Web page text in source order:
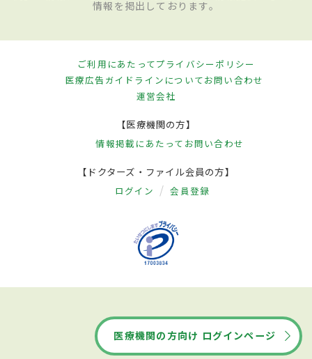
情報を掲出しております。
ご利用にあたってプライバシーポリシー
医療広告ガイドラインについてお問い合わせ
運営会社
【医療機関の方】
情報掲載にあたって お問い合わせ
【ドクターズ・ファイル会員の方】
ログイン 会員登録
医療機関の方向け ログインページ